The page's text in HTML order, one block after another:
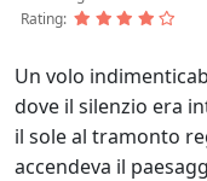
Rating:
Un volo
dove il silenzio era
il sole al tramonto
accendeva il